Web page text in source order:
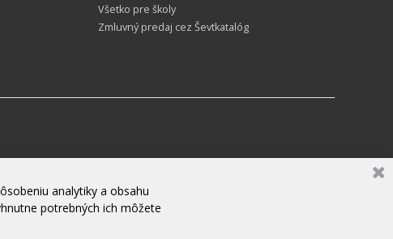
Všetko pre školy
Zmluvný predaj cez Ševtkatalóg
analytiky a obsahu
potrebných ich môžete